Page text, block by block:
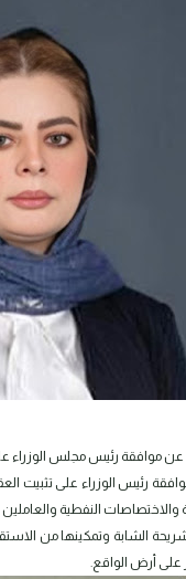
موافقة رئيس مجلس الوزراء
رئيس الوزراء على تثبيت
النفطية
الشابة وتمكينها من
على أرض الواقع.